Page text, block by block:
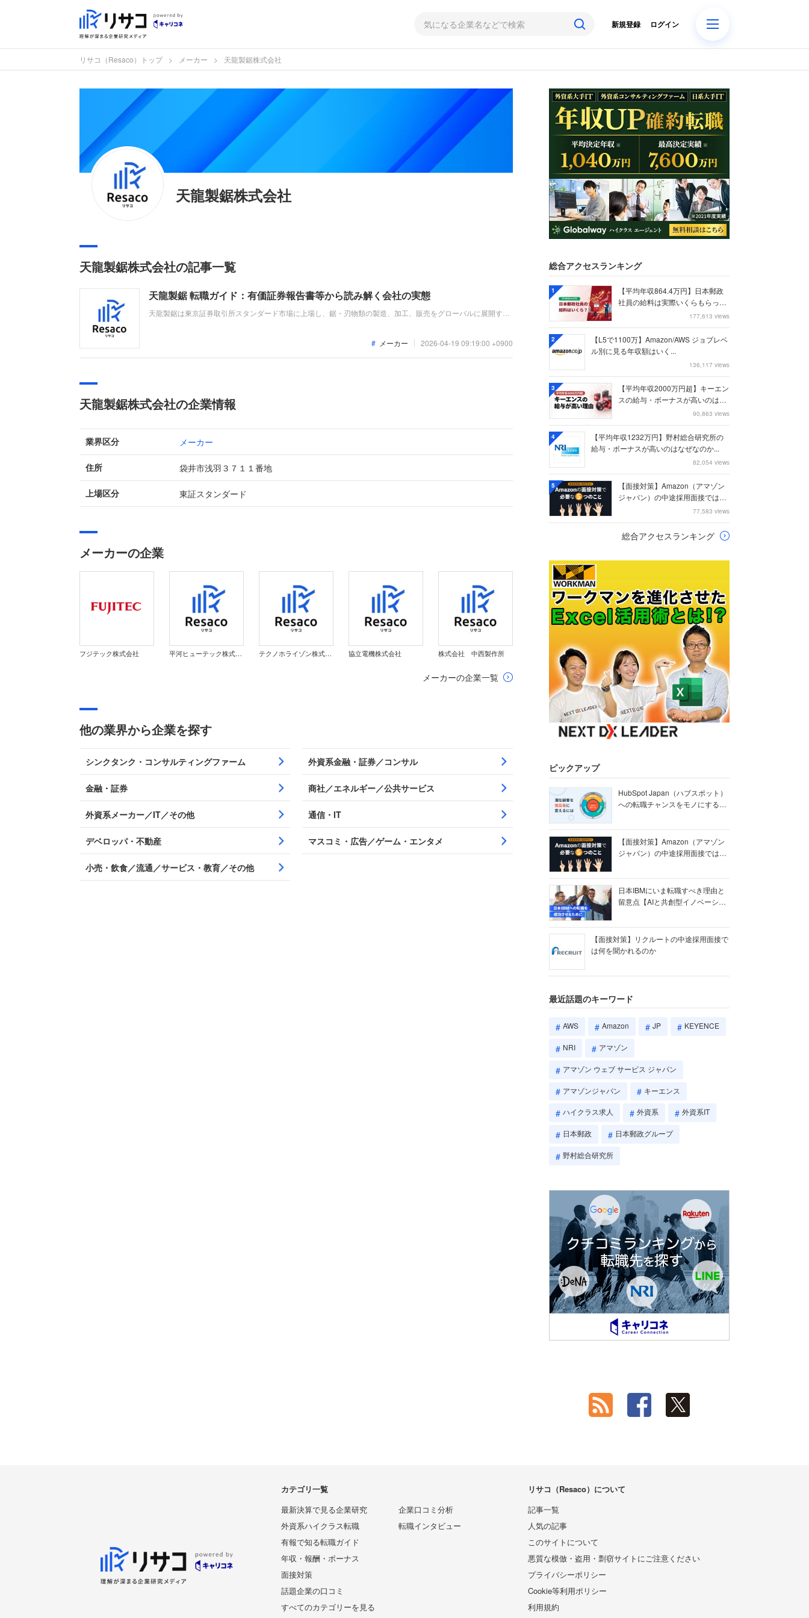
ログイン
新規登録
リサコ（Resaco）トップ メーカー 天龍製鋸株式会社
天龍製鋸株式会社
天龍製鋸株式会社の記事一覧
天龍製鋸 転職ガイド：有価証券報告書等から読み解く会社の実態
天龍製鋸は東京証券取引所スタンダード市場に上場し、鋸・刃物類の製造、加工、販売をグローバルに展開する
メーカー 2026-04-19 09:19:00 +0900
天龍製鋸株式会社の企業情報
業界区分 メーカー
住所 袋井市浅羽３７１１番地
上場区分 東証スタンダード
メーカーの企業
フジテック株式会社 平河ヒューテック株式会社 テクノホライゾン株式会社 協立電機株式会社 株式会社 中西製作所
メーカーの企業一覧
他の業界から企業を探す
シンクタンク・コンサルティングファーム 外資系金融・証券／コンサル
金融・証券 商社／エネルギー／公共サービス
外資系メーカー／IT／その他 通信・IT
デベロッパ・不動産 マスコミ・広告／ゲーム・エンタメ
小売・飲食／流通／サービス・教育／その他
総合アクセスランキング
1
【平均年収864.4万円】日本郵政
社員の給料は実際いくらもらって
177,613 views
2
【L5で1100万】Amazon/AWS ジョブレベ
ル別に見る年収額はいく...
136,117 views
3
【平均年収2000万円超】キーエン
スの給与・ボーナスが高いのはな
90,863 views
4
【平均年収1232万円】野村総合研究所の
給与・ボーナスが高いのはなぜなのか...
82,054 views
5
【面接対策】Amazon（アマゾン
ジャパン）の中途採用面接では何
77,583 views
総合アクセスランキング
ピックアップ
HubSpot Japan（ハブスポット）
への転職チャンスをモノにする
【面接対策】Amazon（アマゾン
ジャパン）の中途採用面接では何
日本IBMにいま転職すべき理由と
留意点【AIと共創型イノベーショ
【面接対策】リクルートの中途採用面接で
は何を聞かれるのか
最近話題のキーワード
AWS Amazon JP KEYENCE
NRI アマゾン
アマゾン ウェブ サービス ジャパン
アマゾンジャパン キーエンス
ハイクラス求人 外資系 外資系IT
日本郵政 日本郵政グループ
野村総合研究所
カテゴリ一覧
最新決算で見る企業研究
外資系ハイクラス転職
有報で知る転職ガイド
年収・報酬・ボーナス
面接対策
話題企業の口コミ
企業口コミ分析
転職インタビュー
すべてのカテゴリーを見る
リサコ（Resaco）について
記事一覧
人気の記事
このサイトについて
悪質な模倣・盗用・剽窃サイトにご注意ください
プライバシーポリシー
Cookie等利用ポリシー
利用規約